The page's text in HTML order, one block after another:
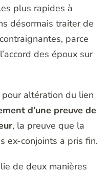
plus rapides à
désormais traiter de
parce
des époux sur
altération du lien
d’une preuve de
, la preuve que la
ex-conjoints a pris fin.
de deux manières